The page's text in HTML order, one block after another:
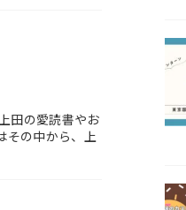
田の愛読書やお
その中から、上